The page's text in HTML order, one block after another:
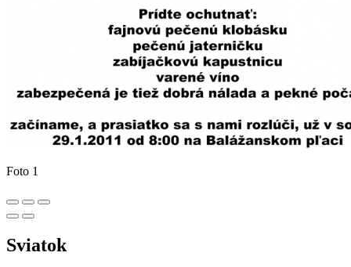
Foto 1
Sviatok